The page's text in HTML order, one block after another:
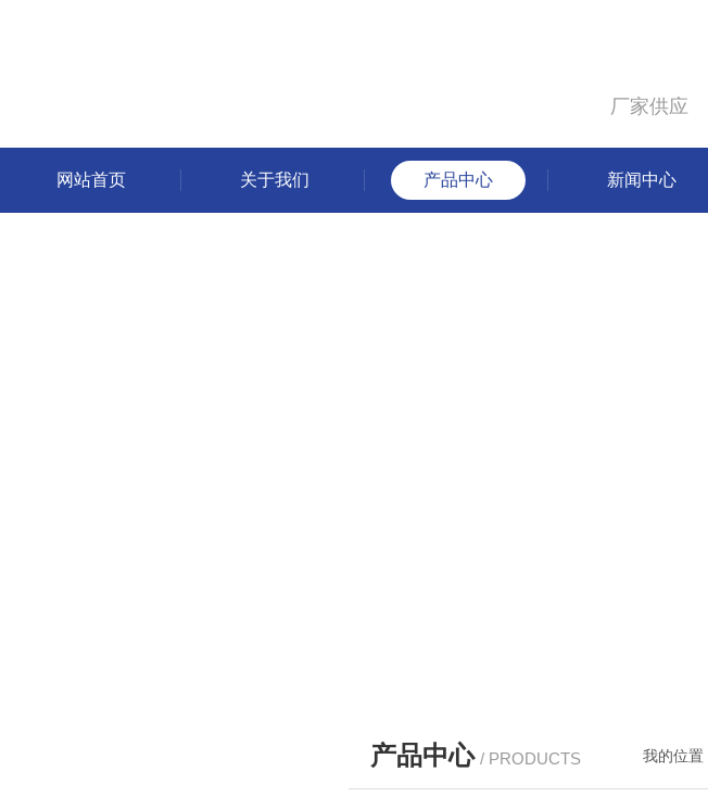
厂家供应
网站首页 关于我们 产品中心 新闻中心
产品中心 / PRODUCTS 我的位置